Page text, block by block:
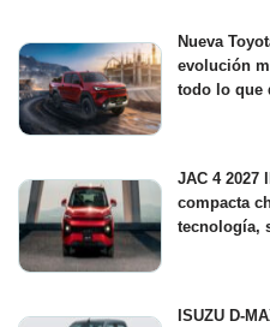
Nueva
evolución
todo lo que
JAC 4 2027
compacta
tecnología,
ISUZU D-